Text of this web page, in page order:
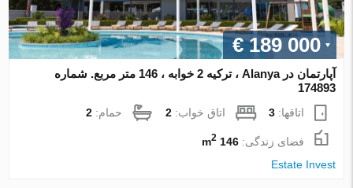
€ 189 000
آپارتمان در Alanya ، ترکیه 2 خوابه ، 146 متر مربع. شماره
174893
اتاقها:3 اتاق خواب:2 حمام:2
فضای زندگی:146 m
2
Estate Invest